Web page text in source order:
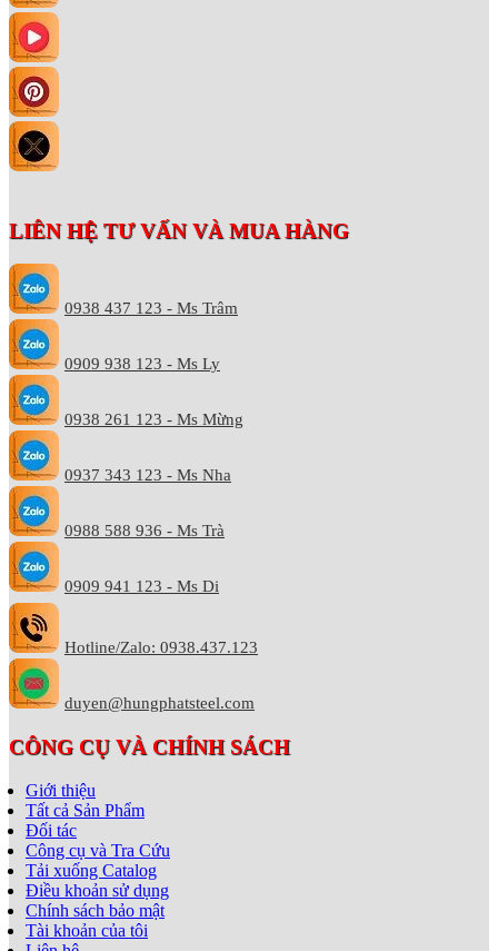
LIÊN HỆ TƯ VẤN VÀ MUA HÀNG
0938 437 123 - Ms Trâm
0909 938 123 - Ms Ly
0938 261 123 - Ms Mừng
0937 343 123 - Ms Nha
0988 588 936 - Ms Trà
0909 941 123 - Ms Di
Hotline/Zalo: 0938.437.123
duyen@hungphatsteel.com
CÔNG CỤ VÀ CHÍNH SÁCH
Giới thiệu
Tất cả Sản Phẩm
Đối tác
Công cụ và Tra Cứu
Tải xuống Catalog
Điều khoản sử dụng
Chính sách bảo mật
Tài khoản của tôi